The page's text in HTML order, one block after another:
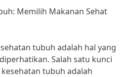
Memilih Makanan Sehat
tubuh adalah hal yang
Salah satu kunci
tubuh adalah